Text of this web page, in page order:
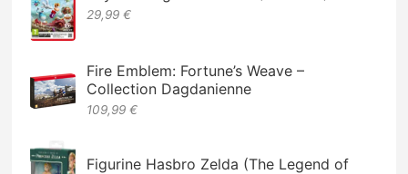
29,99 €
Fire Emblem: Fortune’s Weave –
Collection Dagdanienne
109,99 €
Figurine Hasbro Zelda (The Legend of